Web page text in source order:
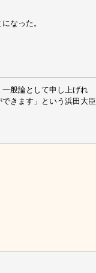
とになった。
般論として申し上げれ
きます」という浜田大臣